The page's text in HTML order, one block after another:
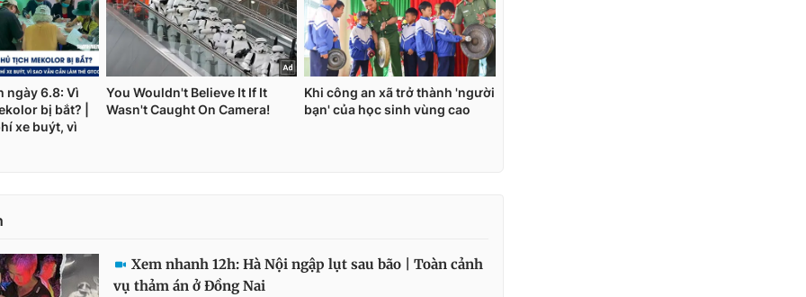
Xem nhanh 12h: Hà Nội ngập lụt sau bão | Toàn cảnh
vụ thảm án ở Đồng Nai